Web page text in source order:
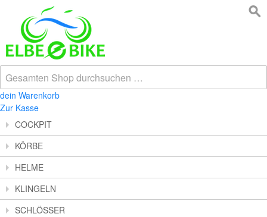
dein Warenkorb
Zur Kasse
COCKPIT
KÖRBE
HELME
KLINGELN
SCHLÖSSER